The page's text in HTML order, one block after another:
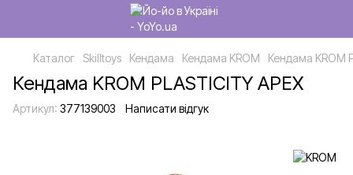
Каталог Skilltoys Кендама Кендама KROM Кендама KROM
Кендама KROM PLASTICITY APEX
Артикул: 377139003 Написати відгук